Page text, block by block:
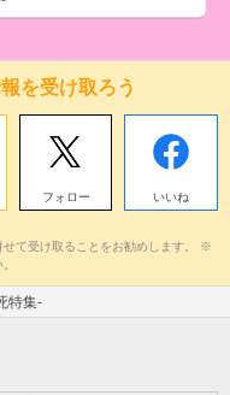
を受け取ろう
フォロー いいね
て受け取ることをお勧めします。 ※
特集-